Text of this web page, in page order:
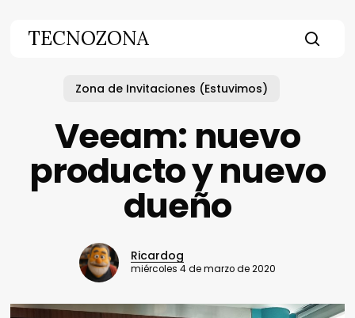
TECNOZONA
Zona de Invitaciones (Estuvimos)
Veeam: nuevo
producto y nuevo
dueño
Ricardog
miércoles 4 de marzo de 2020